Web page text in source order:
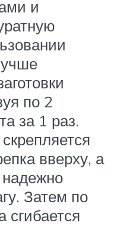
и
по 2
за 1 раз.
вверху, а
надежно
Затем по
сгибается